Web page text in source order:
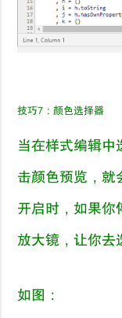
技巧7 ：颜色选择器
当在样式编辑中
击颜色预览，就
开启时，如果你
放大镜，让你去
如图：